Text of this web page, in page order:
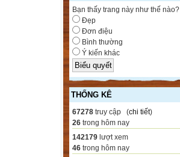
Bạn thấy trang này như thế nào?
Đẹp
Đơn điệu
Bình thường
Ý kiến khác
THỐNG KÊ
67278 truy cập (chi tiết)
26 trong hôm nay
142179 lượt xem
46 trong hôm nay